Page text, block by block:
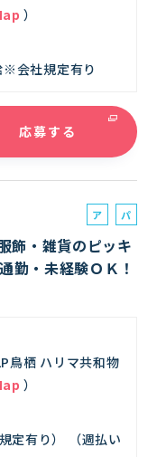
）
会社規定有り
応募する
ア
バ
イ
パ
ト
飾・雑貨のピッキ
勤・未経験ＯＫ！
鳥栖 ハリマ共和物
）
定有り） （週払い